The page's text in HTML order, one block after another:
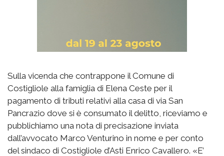
Sulla vicenda che contrappone il Comune di
Costigliole alla famiglia di Elena Ceste per il
pagamento di tributi relativi alla casa di via San
Pancrazio dove si è consumato il delitto, riceviamo e
pubblichiamo una nota di precisazione inviata
dall’avvocato Marco Venturino in nome e per conto
del sindaco di Costigliole d’Asti Enrico Cavallero. «E’